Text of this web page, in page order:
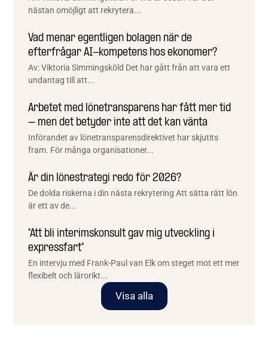
nästan omöjligt att rekrytera...
Vad menar egentligen bolagen när de
efterfrågar AI-kompetens hos ekonomer?
Av: Viktoria Simmingsköld Det har gått från att vara ett
undantag till att...
Arbetet med lönetransparens har fått mer tid
– men det betyder inte att det kan vänta
Införandet av lönetransparensdirektivet har skjutits
fram. För många organisationer...
Är din lönestrategi redo för 2026?
De dolda riskerna i din nästa rekrytering Att sätta rätt lön
är ett av de...
"Att bli interimskonsult gav mig utveckling i
expressfart"
En intervju med Frank-Paul van Elk om steget mot ett mer
flexibelt och lärorikt...
Visa alla